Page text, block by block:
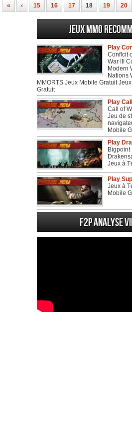
« ‹ 15 16 17 18 19 20
Jeux MMO
Play
Conflcit
War III
Modern
Nations
MMORTS Jeux Mobile Gratuit
Gratuit
Play
Call of
Jeu de
Mobile
Play
Bigpoint
Jeux à
Play
Jeux à
Mobile
F2P Analyse